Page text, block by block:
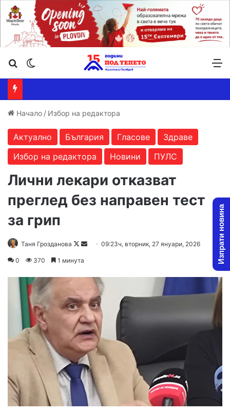
Търсене ...
Начало / Избор на редактора
Актуално България Гласове
Здраве
Избор на редактора
Новини ПУЛС
Лични лекари отказват
преглед без направен тест
за грип
Таня Грозданова
Follow
Send09:23ч, вторник, 27 януари, 2026
0 370 1 минута Изпрати новина